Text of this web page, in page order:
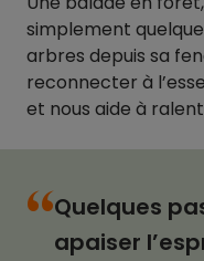
simplement
arbres depuis sa
reconnecter à
et nous aide à
“Quelques
apaiser